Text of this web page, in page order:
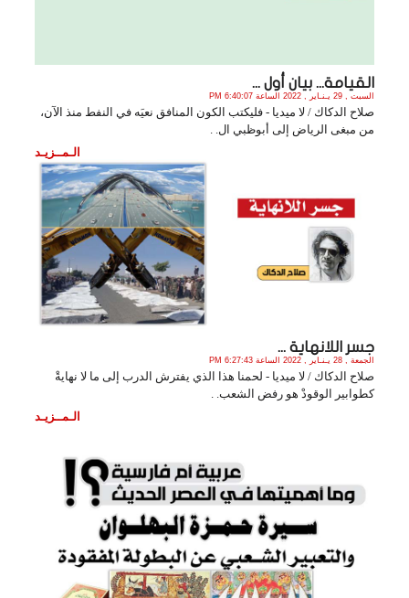
القيامة... بيان أول ...
السبت , 29 يـنـاير , 2022 الساعة 6:40:07 PM
صلاح الدكاك / لا ميديا - فليكتب الكون المنافق نعيَه في النفط منذ الآن،
من مبغى الرياض إلى أبوظبي ال. .
الـمــزيـد
جسر اللانهاية ...
الجمعة , 28 يـنـاير , 2022 الساعة 6:27:43 PM
صلاح الدكاك / لا ميديا - لحمنا هذا الذي يفترش الدرب إلى ما لا نهايةْ
كطوابير الوقودْ هو رفض الشعب. .
الـمــزيـد